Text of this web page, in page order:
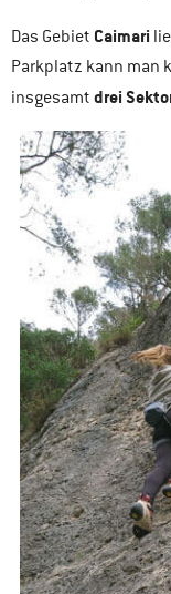
Das Gebiet Caimari
Parkplatz kann man
insgesamt drei